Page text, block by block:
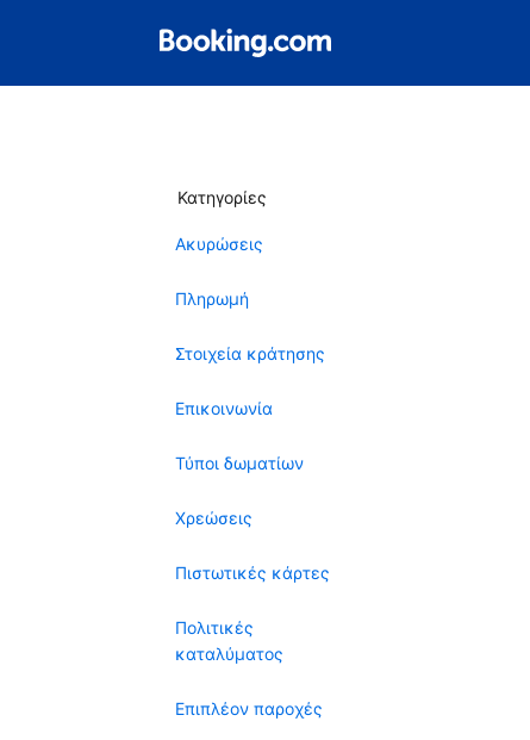
Κατηγορίες
Ακυρώσεις
Πληρωμή
Στοιχεία κράτησης
Επικοινωνία
Τύποι δωματίων
Χρεώσεις
Πιστωτικές κάρτες
Πολιτικές
καταλύματος
Επιπλέον παροχές